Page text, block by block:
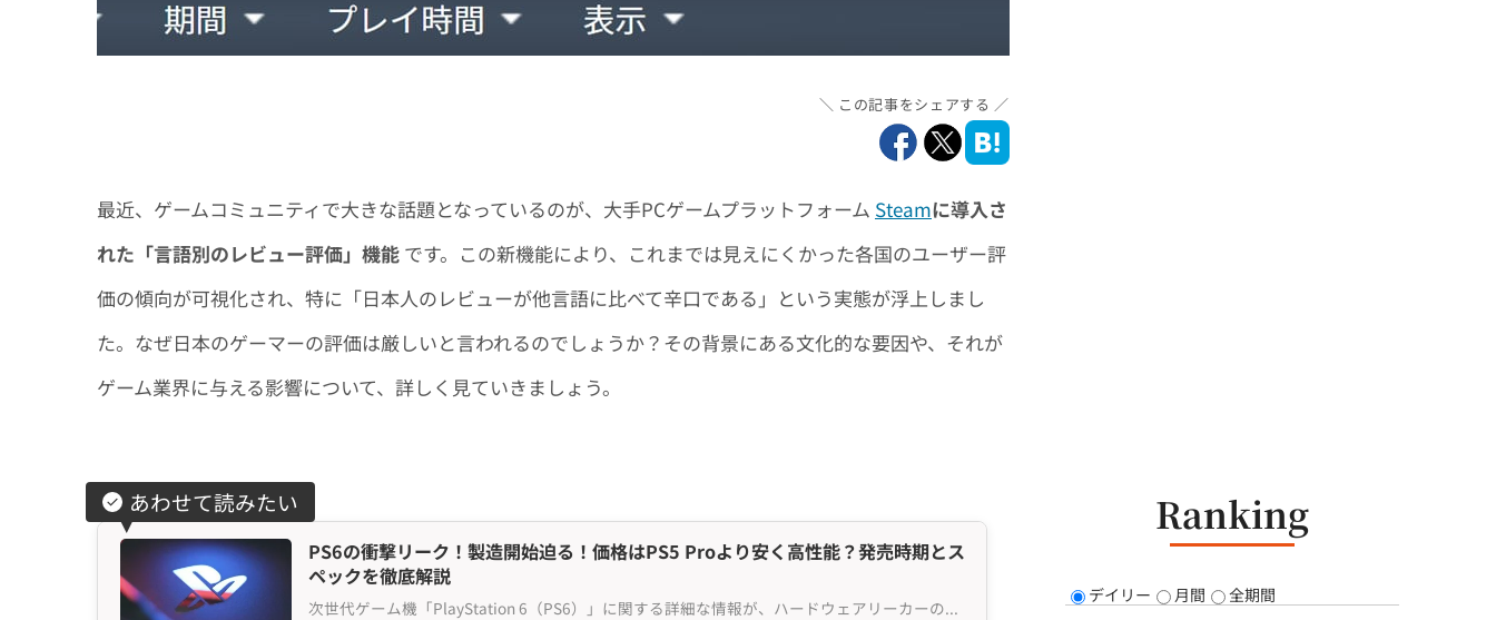
この記事をシェアする
最近、ゲームコミュニティで大きな話題となっているのが、大手PCゲームプラットフォーム Steamに導入さ
れた「言語別のレビュー評価」機能 です。この新機能により、これまでは見えにくかった各国のユーザー評
価の傾向が可視化され、特に「日本人のレビューが他言語に比べて辛口である」という実態が浮上しまし
た。なぜ日本のゲーマーの評価は厳しいと言われるのでしょうか？その背景にある文化的な要因や、それが
ゲーム業界に与える影響について、詳しく見ていきましょう。
あわせて読みたい
PS6の衝撃リーク！製造開始迫る！価格はPS5 Proより安く高性能？発売時期とス
ペックを徹底解説
次世代ゲーム機「PlayStation 6（PS6）」に関する詳細な情報が、ハードウェアリーカーのM...
Ranking
デイリー 月間 全期間